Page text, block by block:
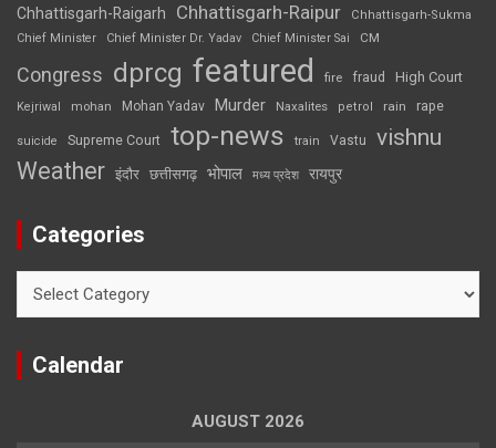
Chhattisgarh-Raigarh Chhattisgarh-Raipur
Chhattisgarh-Sukma
Chief Minister
Chief Minister Dr. Yadav Chief Minister Sai CM
Congress dprcg featured fire fraud High Court
Kejriwal mohan Mohan Yadav Murder Naxalites petrol rain rape
suicide Supreme Court top-news train Vastu vishnu
Weather इंदौर छत्तीसगढ़ भोपाल मध्य प्रदेश रायपुर
Categories
Calendar
AUGUST 2026